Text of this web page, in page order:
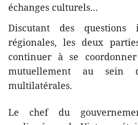
échanges culturels...
Discutant des questions
régionales, les deux
continuer à se
mutuellement au sein
multilatérales.
Le chef du